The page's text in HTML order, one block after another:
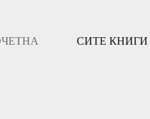
СИТЕ КНИГИ